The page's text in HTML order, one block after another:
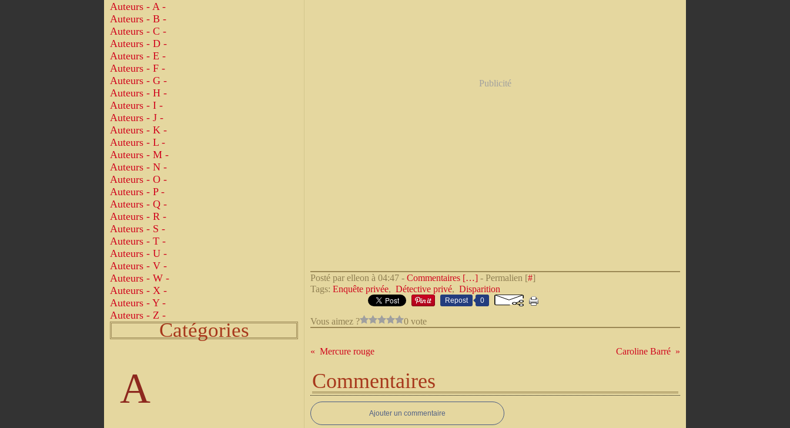
Auteurs - A -
Auteurs - B -
Auteurs - C -
Auteurs - D -
Auteurs - E -
Auteurs - F -
Auteurs - G -
Auteurs - H -
Auteurs - I -
Auteurs - J -
Auteurs - K -
Auteurs - L -
Auteurs - M -
Auteurs - N -
Auteurs - O -
Auteurs - P -
Auteurs - Q -
Auteurs - R -
Auteurs - S -
Auteurs - T -
Auteurs - U -
Auteurs - V -
Auteurs - W -
Auteurs - X -
Auteurs - Y -
Auteurs - Z -
Catégories
A
Publicité
Posté par elleon à 04:47 - Commentaires […] - Permalien [#]
Tags: Enquête privée, Détective privé, Disparition
Repost 0
Vous aimez ? 0 vote
Mercure rouge Caroline Barré
Commentaires
Ajouter un commentaire